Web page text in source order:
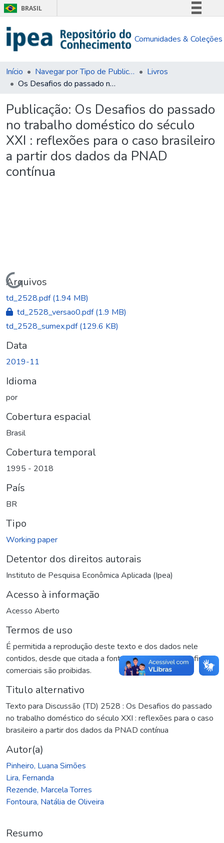
BRASIL
Comunica BR
Acesso à informação
Comunidades & Coleções
Início Navegar por Tipo de Publicação
Livros
Os Desafios do passado no trabalho doméstico do século XXI : reflexões para o caso brasileiro a partir dos dados da PNAD contínua
Publicação: Os Desafios do passado
no trabalho doméstico do século
XXI : reflexões para o caso brasileiro
a partir dos dados da PNAD
contínua
Carregando...
Arquivos
td_2528.pdf(1.94 MB)
td_2528_versao0.pdf(1.9 MB)
td_2528_sumex.pdf(129.6 KB)
Data
2019-11
Idioma
por
Cobertura espacial
Brasil
Cobertura temporal
1995 - 2018
País
BR
Tipo
Working paper
Detentor dos direitos autorais
Instituto de Pesquisa Econômica Aplicada (Ipea)
Acesso à informação
Acesso Aberto
Termos de uso
É permitida a reprodução deste texto e dos dados nele
contidos, desde que citada a fonte. Reproduções para fins
comerciais são proibidas.
Titulo alternativo
Texto para Discussão (TD) 2528 : Os Desafios do passado
no trabalho doméstico do século XXI : reflexões para o caso
brasileiro a partir dos dados da PNAD contínua
Autor(a)
Pinheiro, Luana Simões
Lira, Fernanda
Rezende, Marcela Torres
Fontoura, Natália de Oliveira
Resumo